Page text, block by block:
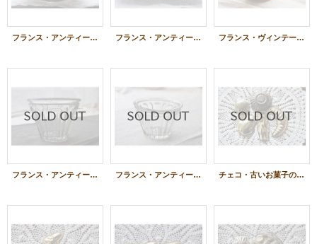
フランス・アンティーク 銀線 シルバーパニエ/パンかご/脚付き丸 フランス・アンティーク 銀線 シルバーパニエ/パンかご/ロング フランス・ヴィンテージ 陶器MOUTARDEボトル（マスタード）/コルク蓋
フランス・アンティーク ガラスジャムポット（瓶）/円錐/(3) フランス・アンティーク ガラスジャムポット（瓶）/円錐/(1) チェコ・古いお菓子の型5個SET/アソート